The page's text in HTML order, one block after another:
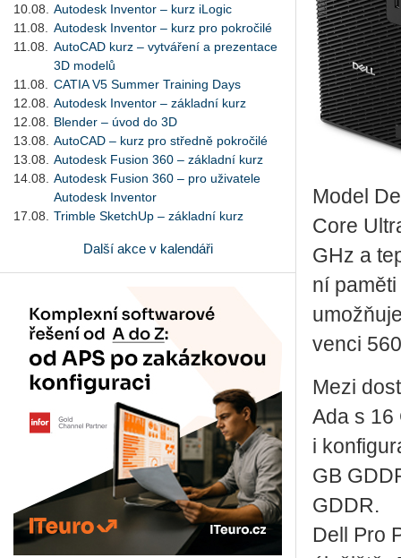
10.08.
Autodesk Inventor – kurz iLogic
11.08.
Autodesk Inventor – kurz pro pokročilé
11.08.
AutoCAD kurz – vytváření a prezentace
3D modelů
11.08.
CATIA V5 Summer Training Days
12.08.
Autodesk Inventor – základní kurz
12.08.
Blender – úvod do 3D
13.08.
AutoCAD – kurz pro středně pokročilé
13.08.
Autodesk Fusion 360 – základní kurz
14.08.
Autodesk Fusion 360 – pro uživatele
Autodesk Inventor
17.08.
Trimble SketchUp – základní kurz
Další akce v kalendáři
Model
Core
GHz a
ní
ven­ci
Mezi
Ada s 16
i
GB
GDDR.
Dell Pro